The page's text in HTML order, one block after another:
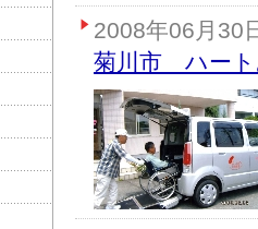
2008年06月30
菊川市 ハート